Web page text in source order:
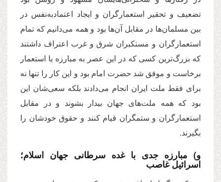
تضعیف و تحقیر استعمارگران و ایجاد اعتمادبه‌نفس در
بین مسلمان‌ها در مقابل آن‌ها بود و همه می‌دانیم که تمام
استعمارگران و مستکبران شرق و غرب اعتراف داشتند
که بزرگ‌ترین کسی که در این عصر به مبارزه با استعمار
برخاست و موفق شد حضرت امام بود و این کار را تنها نه
برای فقط ملت ایران انجام می‌دادند بلکه سعی‌شان این
بود که همه ملت‌های جهان بیدار بشوند و در مقابل
استعمارگران و ستمگران قیام کنند و حقوق خودشان را
بگیرند.
و) مبارزه جدی با غده سرطانی جهان اسلام؛
اسرائیل غاصب